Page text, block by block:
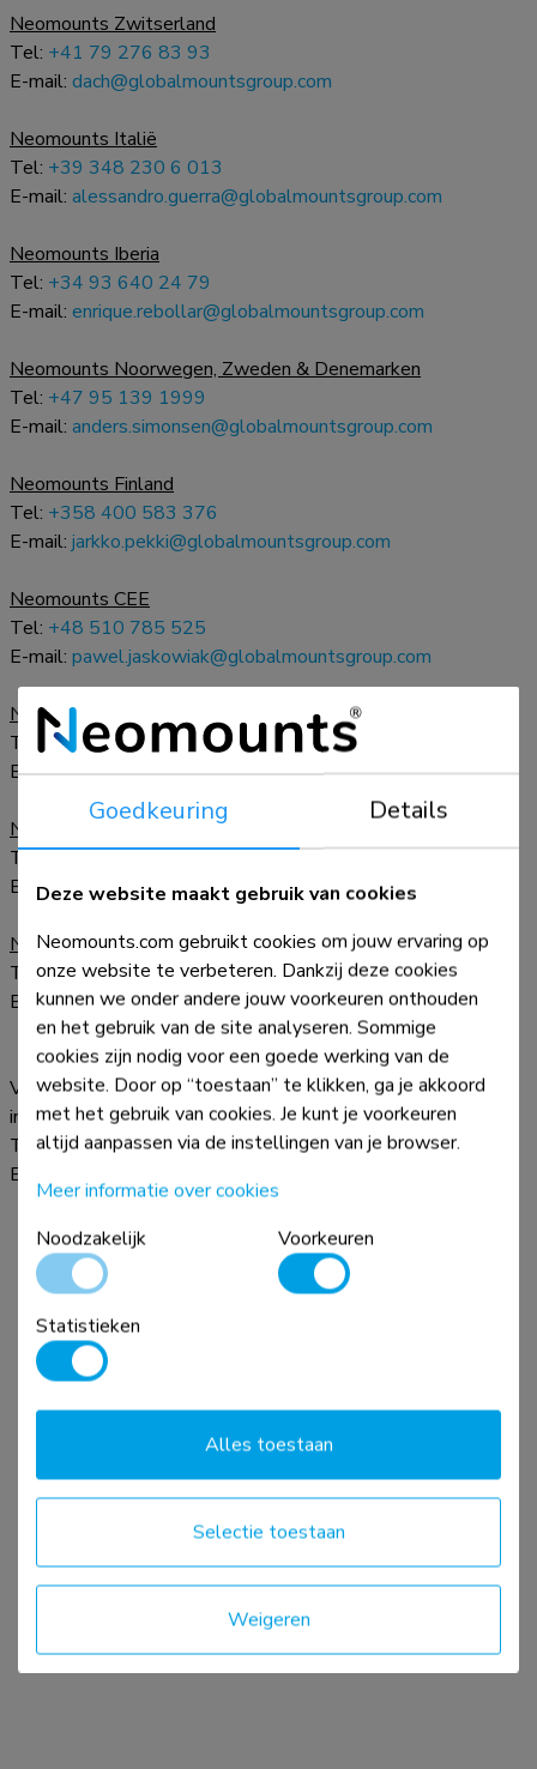
Neomounts Zwitserland
Tel: +41 79 276 83 93
E-mail: dach@globalmountsgroup.com
Neomounts Italië
Tel: +39 348 230 6 013
E-mail: alessandro.guerra@globalmountsgroup.com
Neomounts Iberia
Tel: +34 93 640 24 79
E-mail: enrique.rebollar@globalmountsgroup.com
Neomounts Noorwegen, Zweden & Denemarken
Tel: +47 95 139 1999
E-mail: anders.simonsen@globalmountsgroup.com
Neomounts Finland
Tel: +358 400 583 376
E-mail: jarkko.pekki@globalmountsgroup.com
Neomounts CEE
Tel: +48 510 785 525
E-mail: pawel.jaskowiak@globalmountsgroup.com
Neomounts USA
Tel: +1 888 792 8188
E-mail:info.neomounts@globalmountsgroup.com
Neomounts Midden Oosten
Tel:+44 7788 239872
E-mail:jon.alway@globalmountsgroup.com
Neomounts Israel
Tel:+44 7788 239872
E-mail:jon.alway@globalmountsgroup.com
Voor alle overige landen, neem contact op met onze
internationale verkoopafdeling via:
Tel:023 547 8 888
E-mail:
Goedkeuring Details
Deze website maakt gebruik van cookies
Neomounts.com gebruikt cookies om jouw ervaring op
onze website te verbeteren. Dankzij deze cookies
kunnen we onder andere jouw voorkeuren onthouden
en het gebruik van de site analyseren. Sommige
cookies zijn nodig voor een goede werking van de
website. Door op “toestaan” te klikken, ga je akkoord
met het gebruik van cookies. Je kunt je voorkeuren
altijd aanpassen via de instellingen van je browser.
Meer informatie over cookies
Noodzakelijk
Voorkeuren
Statistieken
Weigeren
Selectie toestaan
Alles toestaan